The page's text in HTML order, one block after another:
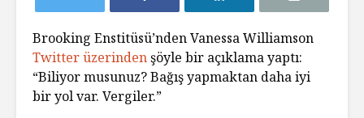
Brooking Enstitüsü’nden Vanessa Williamson
Twitter üzerindenşöyle bir açıklama yaptı:
“Biliyor musunuz? Bağış yapmaktan daha iyi
bir yol var. Vergiler.”